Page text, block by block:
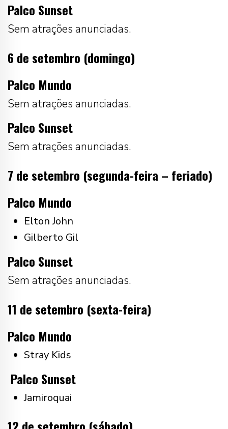
Palco Sunset
Sem atrações anunciadas.
6 de setembro (domingo)
Palco Mundo
Sem atrações anunciadas.
Palco Sunset
Sem atrações anunciadas.
7 de setembro (segunda-feira – feriado)
Palco Mundo
Elton John
Gilberto Gil
Palco Sunset
Sem atrações anunciadas.
11 de setembro (sexta-feira)
Palco Mundo
Stray Kids
Palco Sunset
Jamiroquai